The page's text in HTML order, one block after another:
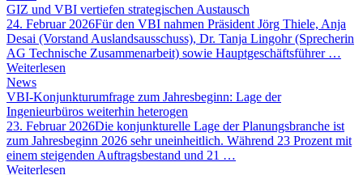
GIZ und VBI vertiefen strategischen Austausch
24. Februar 2026Für den VBI nahmen Präsident Jörg Thiele, Anja
Desai (Vorstand Auslandsausschuss), Dr. Tanja Lingohr (Sprecherin
AG Technische Zusammenarbeit) sowie Hauptgeschäftsführer …
Weiterlesen
News
VBI-Konjunkturumfrage zum Jahresbeginn: Lage der
Ingenieurbüros weiterhin heterogen
23. Februar 2026Die konjunkturelle Lage der Planungsbranche ist
zum Jahresbeginn 2026 sehr uneinheitlich. Während 23 Prozent mit
einem steigenden Auftragsbestand und 21 …
Weiterlesen